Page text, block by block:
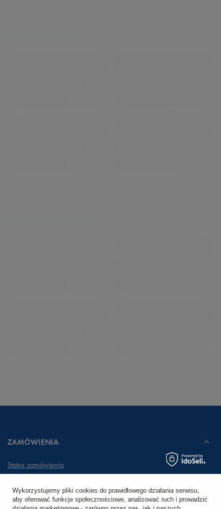
ZAMÓWIENIA
Status zamówienia
Chcę zareklamować produkt
Wykorzystujemy pliki cookies do prawidłowego działania serwisu,
aby oferować funkcje społecznościowe, analizować ruch i prowadzić